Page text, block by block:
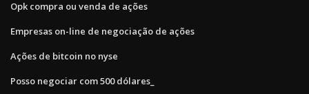
Opk compra ou venda de ações
Empresas on-line de negociação de ações
Ações de bitcoin no nyse
Posso negociar com 500 dólares_